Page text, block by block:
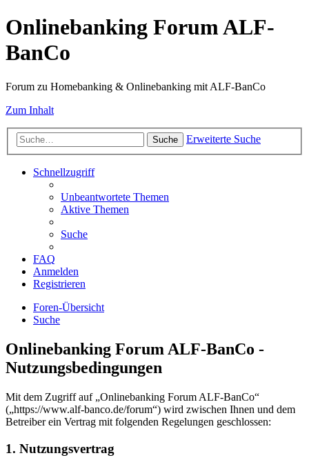
Onlinebanking Forum ALF-
BanCo
Forum zu Homebanking & Onlinebanking mit ALF-BanCo
Zum Inhalt
Suche Erweiterte Suche
Schnellzugriff
Unbeantwortete Themen
Aktive Themen
Suche
FAQ
Anmelden
Registrieren
Foren-Übersicht
Suche
Onlinebanking Forum ALF-BanCo -
Nutzungsbedingungen
Mit dem Zugriff auf „Onlinebanking Forum ALF-BanCo“
(„https://www.alf-banco.de/forum“) wird zwischen Ihnen und dem
Betreiber ein Vertrag mit folgenden Regelungen geschlossen:
1. Nutzungsvertrag